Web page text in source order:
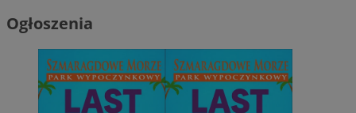
Ogłoszenia